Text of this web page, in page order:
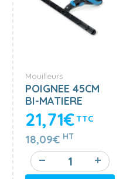
Mouilleurs
POIGNEE 45CM
BI-MATIERE
ERGONOMIQUE
PIVOTANTE
MOERMAN
21,71€TTC
18,09€ HT